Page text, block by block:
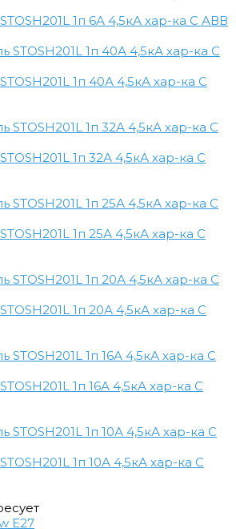
1п 6А 4,5кА хар-ка С АВВ
1п 40А 4,5кА хар-ка С
1п 32А 4,5кА хар-ка С
1п 25А 4,5кА хар-ка С
1п 20А 4,5кА хар-ка С
1п 16А 4,5кА хар-ка С
1п 10А 4,5кА хар-ка С